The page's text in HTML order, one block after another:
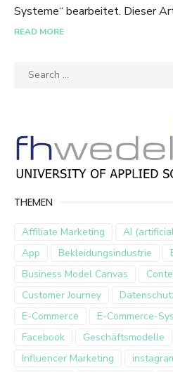
Systeme“ bearbeitet. Dieser
READ MORE
Search
THEMEN
Affiliate Marketing AI
App
Bekleidungsindustrie
Business Model Canvas
Customer Journey
E-Commerce
E-Commerce-
Facebook
Geschäftsmodelle
Influencer Marketing